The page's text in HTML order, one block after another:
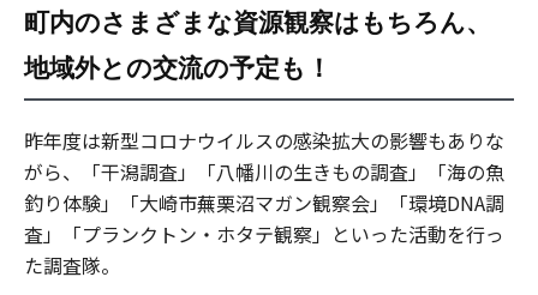
町内のさまざまな資源観察はもちろん、
地域外との交流の予定も！
昨年度は新型コロナウイルスの感染拡大の影響もありな
がら、「干潟調査」「八幡川の生きもの調査」「海の魚
釣り体験」「大崎市蕪栗沼マガン観察会」「環境DNA調
査」「プランクトン・ホタテ観察」といった活動を行っ
た調査隊。